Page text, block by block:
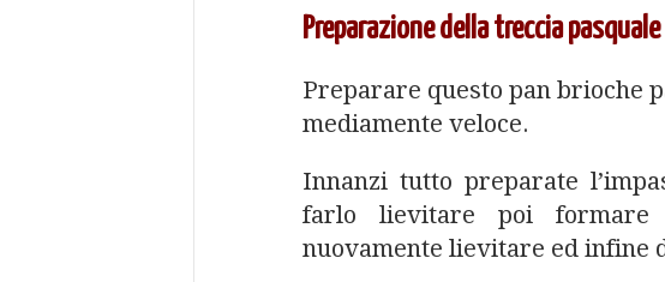
Preparazione della treccia
Preparare questo pan brioche
mediamente veloce.
Innanzi tutto preparate
farlo lievitare poi
nuovamente lievitare ed infine